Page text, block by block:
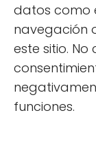
datos como
navegación
este sitio.
funciones.
TecnoTutos